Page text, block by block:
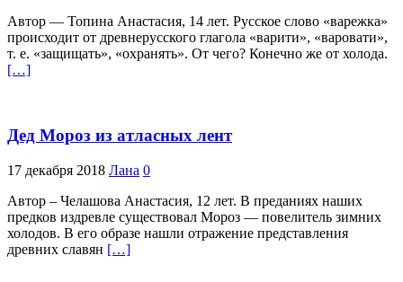
Автор — Топина Анастасия, 14 лет. Русское слово «варежка»
происходит от древнерусского глагола «варити», «варовати»,
т. е. «защищать», «охранять». От чего? Конечно же от холода.
[…]
Дед Мороз из атласных лент
17 декабря 2018 Лана 0
Автор – Челашова Анастасия, 12 лет. В преданиях наших
предков издревле существовал Мороз — повелитель зимних
холодов. В его образе нашли отражение представления
древних славян […]